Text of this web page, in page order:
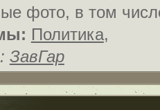
фото, в том
Политика,
ЗавГар